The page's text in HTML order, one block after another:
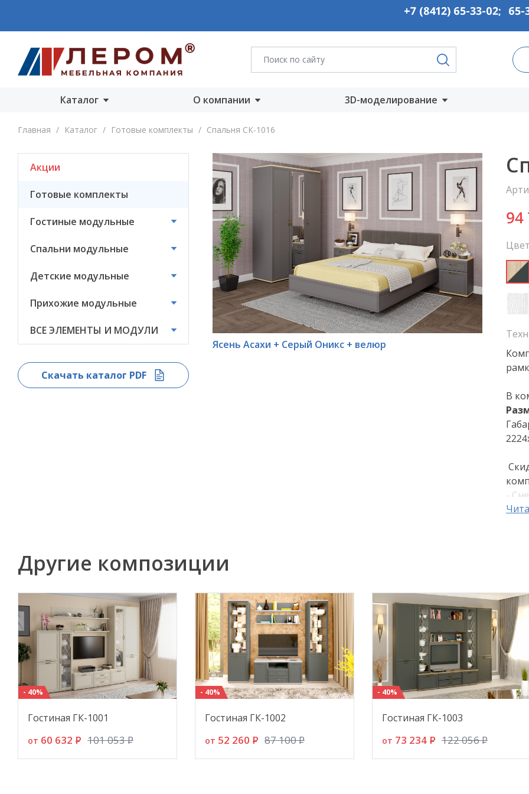
+7 (8412) 65-33-02; 65-
Каталог
Акции
Детские модульные
Прихожие
ВСЕ ЭЛЕМЕНТЫ И
МОДУЛИ
О компании
О компании
Награды
Сертификаты
Новости
Вакансии
3D-моделирование
компьютер
Главная / Каталог / Готовые комплекты / Спальня СК-1016
Акции
Готовые комплекты
Гостиные модульные
Спальни модульные
Детские модульные
Прихожие модульные
ВСЕ ЭЛЕМЕНТЫ И МОДУЛИ
Скачать каталог PDF
*
Ясень Асахи + Серый Оникс + велюр
94
В
Р
-
-
Другие композиции
- 40%
Гостиная ГК-1001
от 60 632 P 101 053P
- 40%
Гостиная ГК-1002
от 52 260 P 87 100P
- 40%
Гостиная ГК-1003
от 73 234 P 122 056P